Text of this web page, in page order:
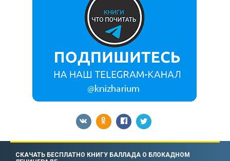
СКАЧАТЬ БЕСПЛАТНО КНИГУ БАЛЛАДА О БЛОКАДНОМ